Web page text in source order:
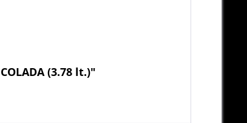
(3.78 lt.)"